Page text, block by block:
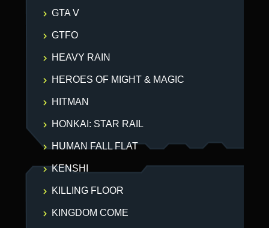
GTA V
GTFO
HEAVY RAIN
HEROES OF MIGHT & MAGIC
HITMAN
HONKAI: STAR RAIL
HUMAN FALL FLAT
KENSHI
KILLING FLOOR
KINGDOM COME